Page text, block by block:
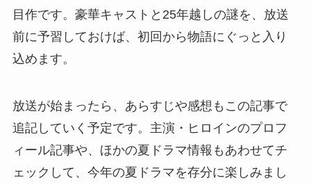
目作です。豪華キャストと25年越しの謎を、放送
前に予習しておけば、初回から物語にぐっと入り
込めます。
放送が始まったら、あらすじや感想もこの記事で
追記していく予定です。主演・ヒロインのプロフ
ィール記事や、ほかの夏ドラマ情報もあわせてチ
ェックして、今年の夏ドラマを存分に楽しみまし